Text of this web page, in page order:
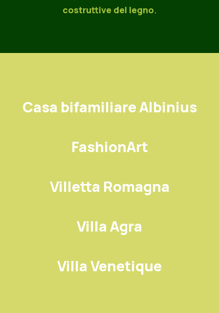
costruttive del legno.
Casa bifamiliare Albinius
FashionArt
Villetta Romagna
Villa Agra
Villa Venetique